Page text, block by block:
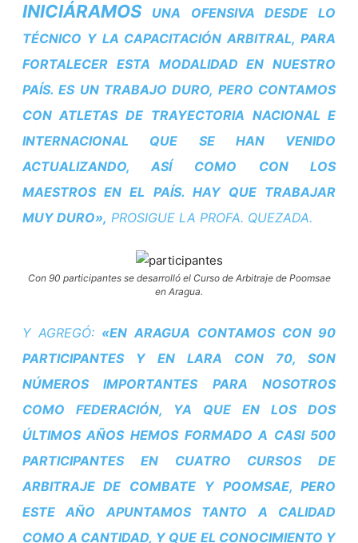
INICIÁRAMOSUNA OFENSIVA DESDE LO
TÉCNICO Y LA CAPACITACIÓN ARBITRAL, PARA
FORTALECER ESTA MODALIDAD EN NUESTRO
PAÍS. ES UN TRABAJO DURO, PERO CONTAMOS
CON ATLETAS DE TRAYECTORIA NACIONAL E
INTERNACIONAL QUE SE HAN VENIDO
ACTUALIZANDO, ASÍ COMO CON LOS
MAESTROS EN EL PAÍS. HAY QUE TRABAJAR
MUY DURO», PROSIGUE LA PROFA. QUEZADA.
Con 90 participantes se desarrolló el Curso de Arbitraje de Poomsae
en Aragua.
Y AGREGÓ: «EN ARAGUA CONTAMOS CON 90
PARTICIPANTES Y EN LARA CON 70, SON
NÚMEROS IMPORTANTES PARA NOSOTROS
COMO FEDERACIÓN, YA QUE EN LOS DOS
ÚLTIMOS AÑOS HEMOS FORMADO A CASI 500
PARTICIPANTES EN CUATRO CURSOS DE
ARBITRAJE DE COMBATE Y POOMSAE, PERO
ESTE AÑO APUNTAMOS TANTO A CALIDAD
COMO A CANTIDAD, Y QUE EL CONOCIMIENTO Y